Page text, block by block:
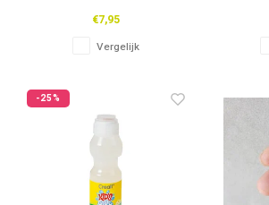
€7,95
Vergelijk
-25%